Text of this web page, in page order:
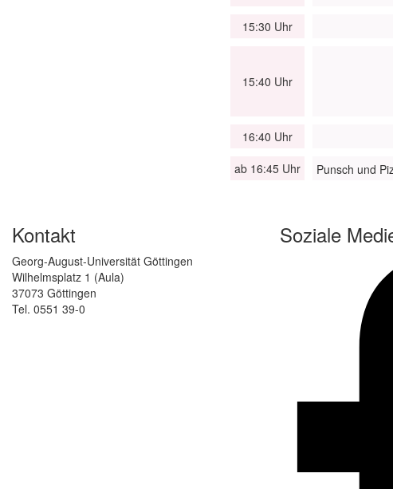
15:30 Uhr
15:40 Uhr
16:40 Uhr
ab 16:45 Uhr
Punsch und
Kontakt
Georg-August-Universität Göttingen
Wilhelmsplatz 1 (Aula)
37073 Göttingen
Tel. 0551 39-0
Soziale